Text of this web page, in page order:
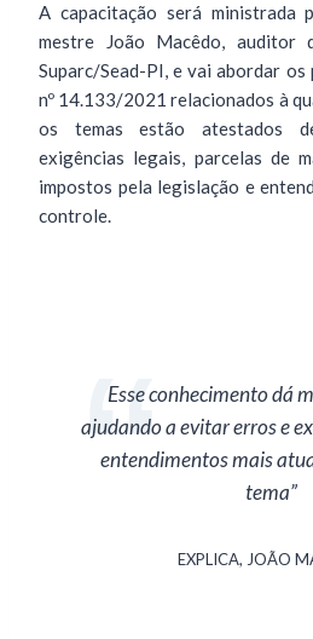
A capacitação será ministrada
mestre João Macêdo, auditor
Suparc/Sead-PI, e vai abordar
nº 14.133/2021 relacionados à
os temas estão atestados
exigências legais, parcelas de
impostos pela legislação e
controle.
Esse conhecimento dá
ajudando a evitar erros e
entendimentos mais
tema”
EXPLICA, JOÃO